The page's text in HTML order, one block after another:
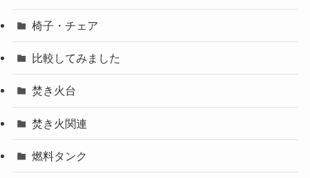
椅子・チェア
比較してみました
焚き火台
焚き火関連
燃料タンク